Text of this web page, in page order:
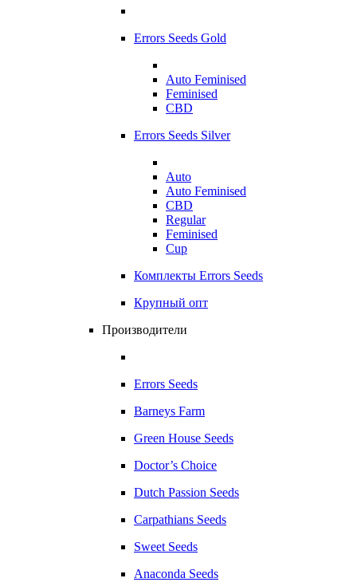
Errors Seeds Gold
Auto Feminised
Feminised
CBD
Errors Seeds Silver
Auto
Auto Feminised
CBD
Regular
Feminised
Cup
Комплекты Errors Seeds
Крупный опт
Производители
Errors Seeds
Barneys Farm
Green House Seeds
Doctor’s Choice
Dutch Passion Seeds
Carpathians Seeds
Sweet Seeds
Anaconda Seeds